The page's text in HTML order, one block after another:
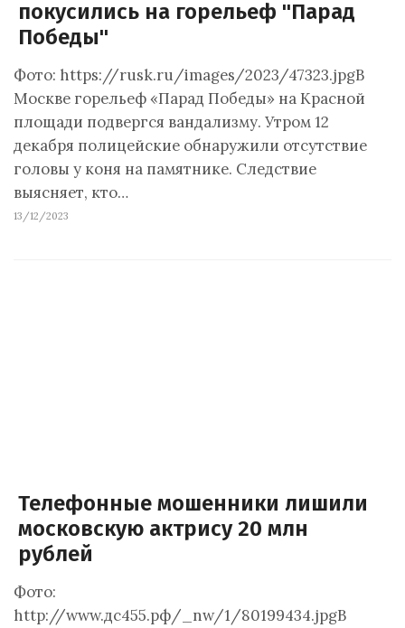
покусились на горельеф "Парад
Победы"
Фото: https://rusk.ru/images/2023/47323.jpgВ
Москве горельеф «Парад Победы» на Красной
площади подвергся вандализму. Утром 12
декабря полицейские обнаружили отсутствие
головы у коня на памятнике. Следствие
выясняет, кто…
13/12/2023
Телефонные мошенники лишили
московскую актрису 20 млн
рублей
Фото:
http://www.дс455.рф/_nw/1/80199434.jpgВ